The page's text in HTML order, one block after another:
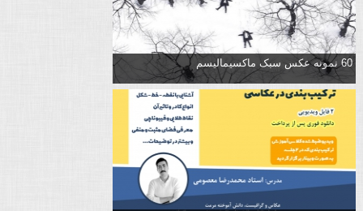
60 نمونه عکس سبک ماکسیمالیسم